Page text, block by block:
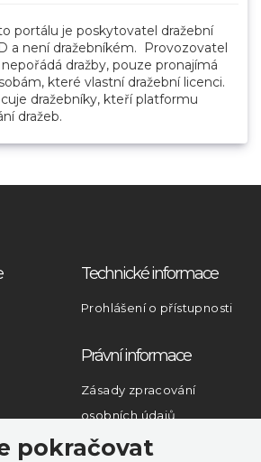
portálu je poskytovatel dražební
a není dražebníkém. Provozovatel
dražby, pouze pronajímá
které vlastní dražební licenci.
dražebníky, kteří platformu
dražeb.
Technické informace
Prohlášení o přístupnosti
Právní informace
Zásady zpracování
osobních údajů
pokračovat